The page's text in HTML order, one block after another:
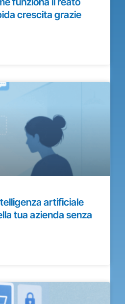
crescita grazie
artificiale
tua azienda senza